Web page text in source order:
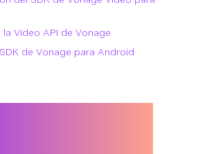
la Video API de Vonage
de Vonage para Android